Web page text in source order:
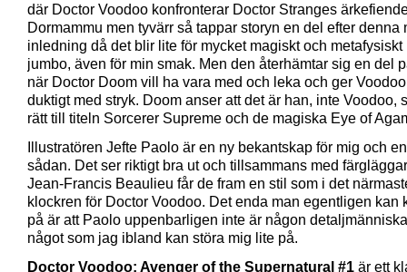
där Doctor Voodoo konfronterar Doctor Stranges
Dormammu men tyvärr så tappar storyn en del efter denna
inledning då det blir lite för mycket magiskt och metafysiskt
jumbo, även för min smak. Men den återhämtar sig en del
när Doctor Doom vill ha vara med och leka och ger
duktigt med stryk. Doom anser att det är han, inte Voodoo,
rätt till titeln Sorcerer Supreme och de magiska Eye of
Illustratören Jefte Paolo är en ny bekantskap för mig och
sådan. Det ser riktigt bra ut och tillsammans med
Jean-Francis Beaulieu får de fram en stil som i det
klockren för Doctor Voodoo. Det enda man egentligen kan
på är att Paolo uppenbarligen inte är någon
något som jag ibland kan störa mig lite på.
Doctor Voodoo: Avenger of the Supernatural #1 är ett